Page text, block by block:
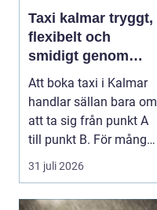
Taxi kalmar tryggt,
flexibelt och
smidigt genom
hela resan
Att boka taxi i Kalmar
handlar sällan bara om
att ta sig från punkt A
till punkt B. För många
är res...
31 juli 2026